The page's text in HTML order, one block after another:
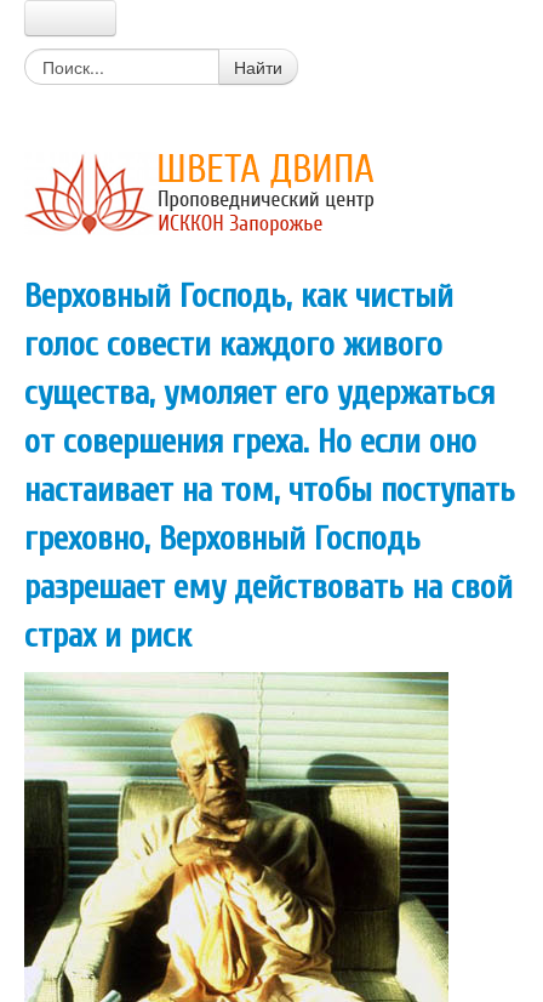
Главная
Книги Прабхупады
Письма Прабхупады
Очень простой вопрос
Вайшнавский календарь
Календарь экадаши
Божества
Истории о святых
Цитаты из лекций, книг
Вегетарианские рецепты
Стихи о Кришне
Статьи
Аудио
Видео
Контакты
Наши контакты
Помощь Швета Двипе
Найти
Верховный Господь, как чистый
голос совести каждого живого
существа, умоляет его удержаться
от совершения греха. Но если оно
настаивает на том, чтобы поступать
греховно, Верховный Господь
разрешает ему действовать на свой
страх и риск